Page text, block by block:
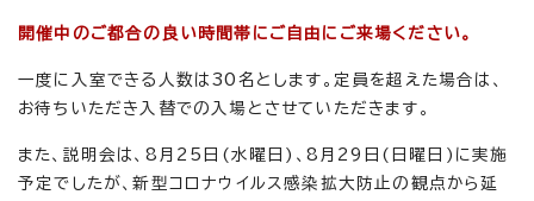
開催中のご都合の良い時間帯にご自由にご来場ください。
一度に入室できる人数は30名とします。定員を超えた場合は、
お待ちいただき入替での入場とさせていただきます。
また、説明会は、8月25日(水曜日)、8月29日(日曜日)に実施
予定でしたが、新型コロナウイルス感染拡大防止の観点から延